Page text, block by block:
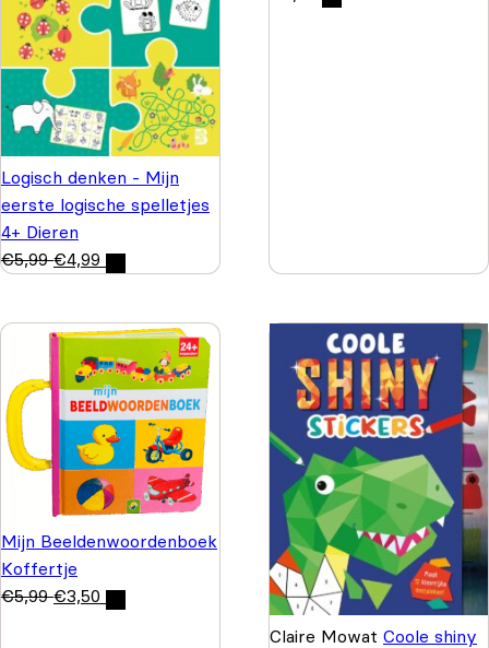
Logisch denken - Mijn
eerste logische spelletjes
4+ Dieren
€5,99 €4,99
Mijn Beeldenwoordenboek
Koffertje
€5,99 €3,50
Claire Mowat Coole shiny